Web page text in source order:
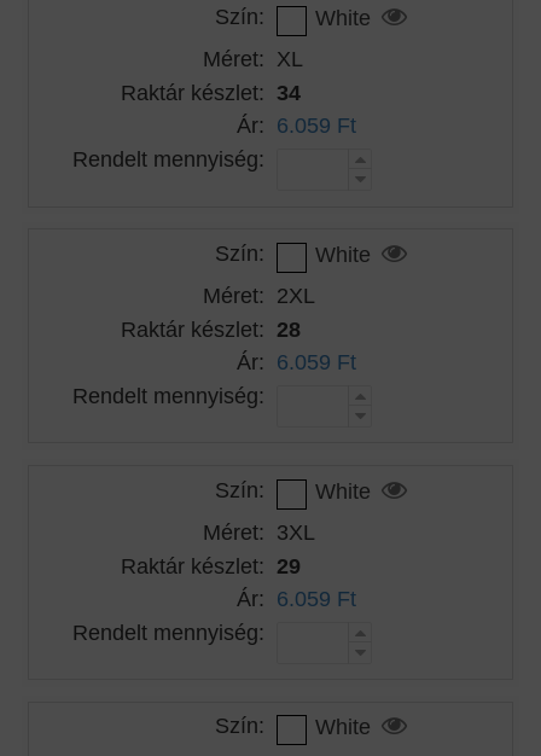
Szín:
White
Méret: XL
Raktár készlet: 34
Ár: 6.059 Ft
Rendelt mennyiség:
Szín:
White
Méret: 2XL
Raktár készlet: 28
Ár: 6.059 Ft
Rendelt mennyiség:
Szín:
White
Méret: 3XL
Raktár készlet: 29
Ár: 6.059 Ft
Rendelt mennyiség:
Szín:
White